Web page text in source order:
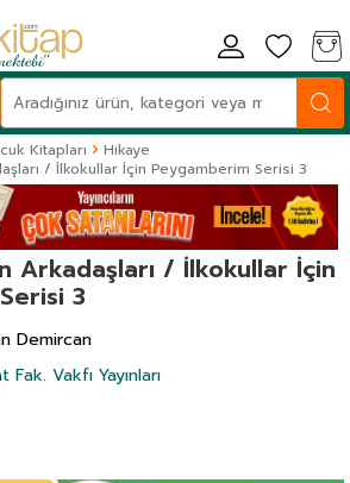
Kitapları
Hikaye
/ İlkokullar İçin Peygamberim Serisi 3
Arkadaşları / İlkokullar İçin
3
Demircan
Fak. Vakfı Yayınları